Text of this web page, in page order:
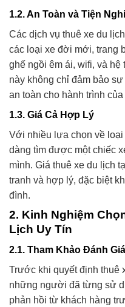
1.2. An Toàn và Tiện Nghi
Các dịch vụ thuê xe du
các loại xe đời mới, trang
ghế ngồi êm ái, wifi, và
này không chỉ đảm bảo
an toàn cho hành trình của
1.3. Giá Cả Hợp Lý
Với nhiều lựa chọn về loại
dàng tìm được một chiếc
mình. Giá thuê xe du lịch
tranh và hợp lý, đặc biệt
đình.
2. Kinh Nghiệm
Lịch Uy Tín
2.1. Tham Khảo Đánh
Trước khi quyết định thuê
những người đã từng sử
phản hồi từ khách hàng